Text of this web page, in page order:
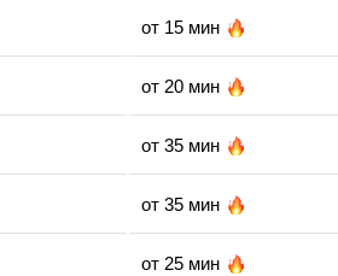
от 15 мин
от 20 мин
от 35 мин
от 35 мин
от 25 мин